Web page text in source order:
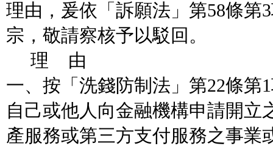
理由，爰依「訴願法」第58條第
宗，敬請察核予以駁回。
理 由
一、按「洗錢防制法」第22條第
自己或他人向金融機構申請開立
產服務或第三方支付服務之事業